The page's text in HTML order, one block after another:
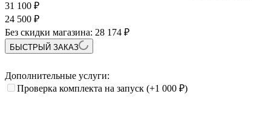
31 100 ₽
24 500 ₽
Без скидки магазина: 28 174 ₽
БЫСТРЫЙ ЗАКАЗ
Дополнительные услуги:
Проверка комплекта на запуск (+1 000 ₽)